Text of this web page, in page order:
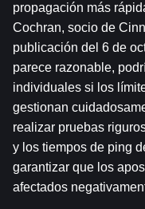
propagación más
Cochran, socio de
publicación del 6 de
parece razonable,
individuales si los
gestionan
realizar pruebas
y los tiempos de ping
garantizar que los
afectados